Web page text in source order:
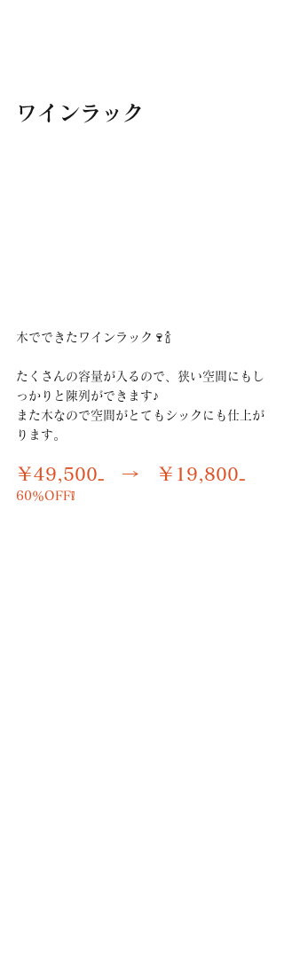
ワインラック
木でできたワインラック🍷🍾
たくさんの容量が入るので、狭い空間にもし
っかりと陳列ができます♪
また木なので空間がとてもシックにも仕上が
ります。
￥49,500₋　→　￥19,800₋
60％OFF❕